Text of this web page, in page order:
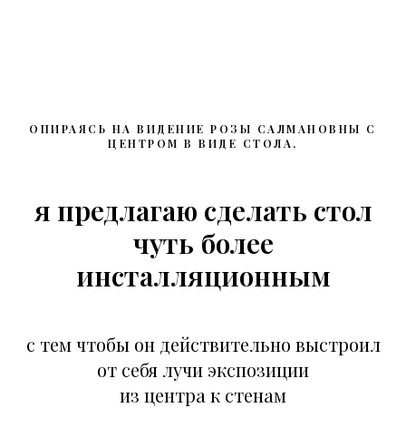
ОПИРАЯСЬ НА ВИДЕНИЕ РОЗЫ САЛМАНОВНЫ С
ЦЕНТРОМ В ВИДЕ СТОЛА,
я предлагаю сделать стол
чуть более
инсталляционным
с тем чтобы он действительно выстроил
от себя лучи экспозиции
из центра к стенам